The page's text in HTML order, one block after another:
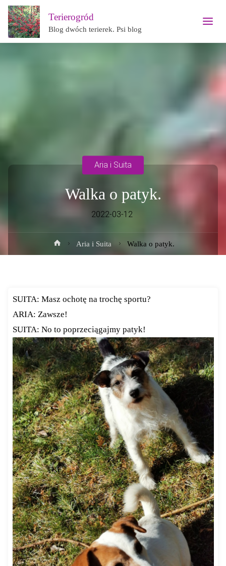
Terierogród
Blog dwóch terierek. Psi blog
Walka o patyk.
2022-03-12
Aria i Suita
Strona
główna
Aria i Suita Walka o patyk.
SUITA: Masz ochotę na trochę sportu?
ARIA: Zawsze!
SUITA: No to poprzeciągajmy patyk!